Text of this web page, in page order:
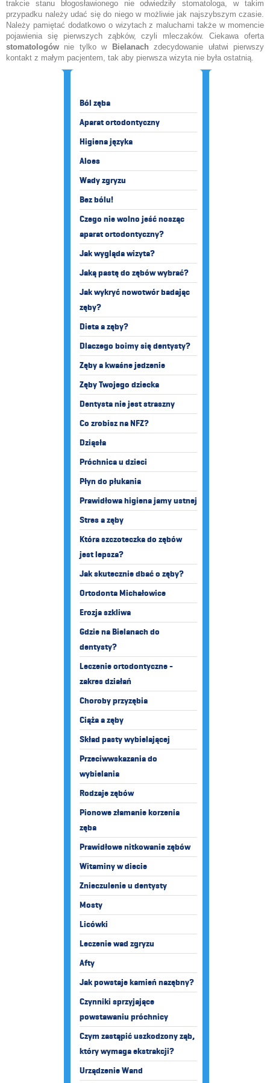
trakcie stanu błogosławionego nie odwiedziły stomatologa, w takim
przypadku należy udać się do niego w możliwie jak najszybszym czasie.
Należy pamiętać dodatkowo o wizytach z maluchami także w momencie
pojawienia się pierwszych ząbków, czyli mleczaków. Ciekawa oferta
stomatologów nie tylko w Bielanachzdecydowanie ułatwi pierwszy
kontakt z małym pacjentem, tak aby pierwsza wizyta nie była ostatnią.
Ból zęba
Aparat ortodontyczny
Higiena języka
Aloes
Wady zgryzu
Bez bólu!
Czego nie wolno jeść nosząc
aparat ortodontyczny?
Jak wygląda wizyta?
Jaką pastę do zębów wybrać?
Jak wykryć nowotwór badając
zęby?
Dieta a zęby?
Dlaczego boimy się dentysty?
Zęby a kwaśne jedzenie
Zęby Twojego dziecka
Dentysta nie jest straszny
Co zrobisz na NFZ?
Dziąsła
Próchnica u dzieci
Płyn do płukania
Prawidłowa higiena jamy ustnej
Stres a zęby
Która szczoteczka do zębów
jest lepsza?
Jak skutecznie dbać o zęby?
Ortodonta Michałowice
Erozja szkliwa
Gdzie na Bielanach do
dentysty?
Leczenie ortodontyczne -
zakres działań
Choroby przyzębia
Ciąża a zęby
Skład pasty wybielającej
Przeciwwskazania do
wybielania
Rodzaje zębów
Pionowe złamanie korzenia
zęba
Prawidłowe nitkowanie zębów
Witaminy w diecie
Znieczulenie u dentysty
Mosty
Licówki
Leczenie wad zgryzu
Afty
Jak powstaje kamień nazębny?
Czynniki sprzyjające
powstawaniu próchnicy
Czym zastąpić uszkodzony ząb,
który wymaga ekstrakcji?
Urządzenie Wand